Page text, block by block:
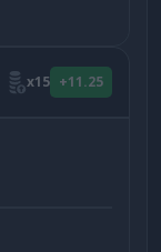
x15 +11.25